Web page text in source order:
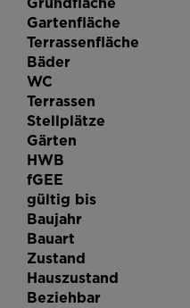
Gartenfläche
Terrassenfläche
Bäder
WC
Terrassen
Stellplätze
Gärten
HWB
fGEE
gültig bis
Baujahr
Bauart
Zustand
Hauszustand
Beziehbar